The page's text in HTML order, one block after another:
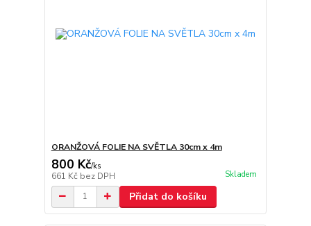
ORANŽOVÁ FOLIE NA SVĚTLA 30cm x 4m
800 Kč/ks
661 Kč bez DPH Skladem
Přidat do košíku